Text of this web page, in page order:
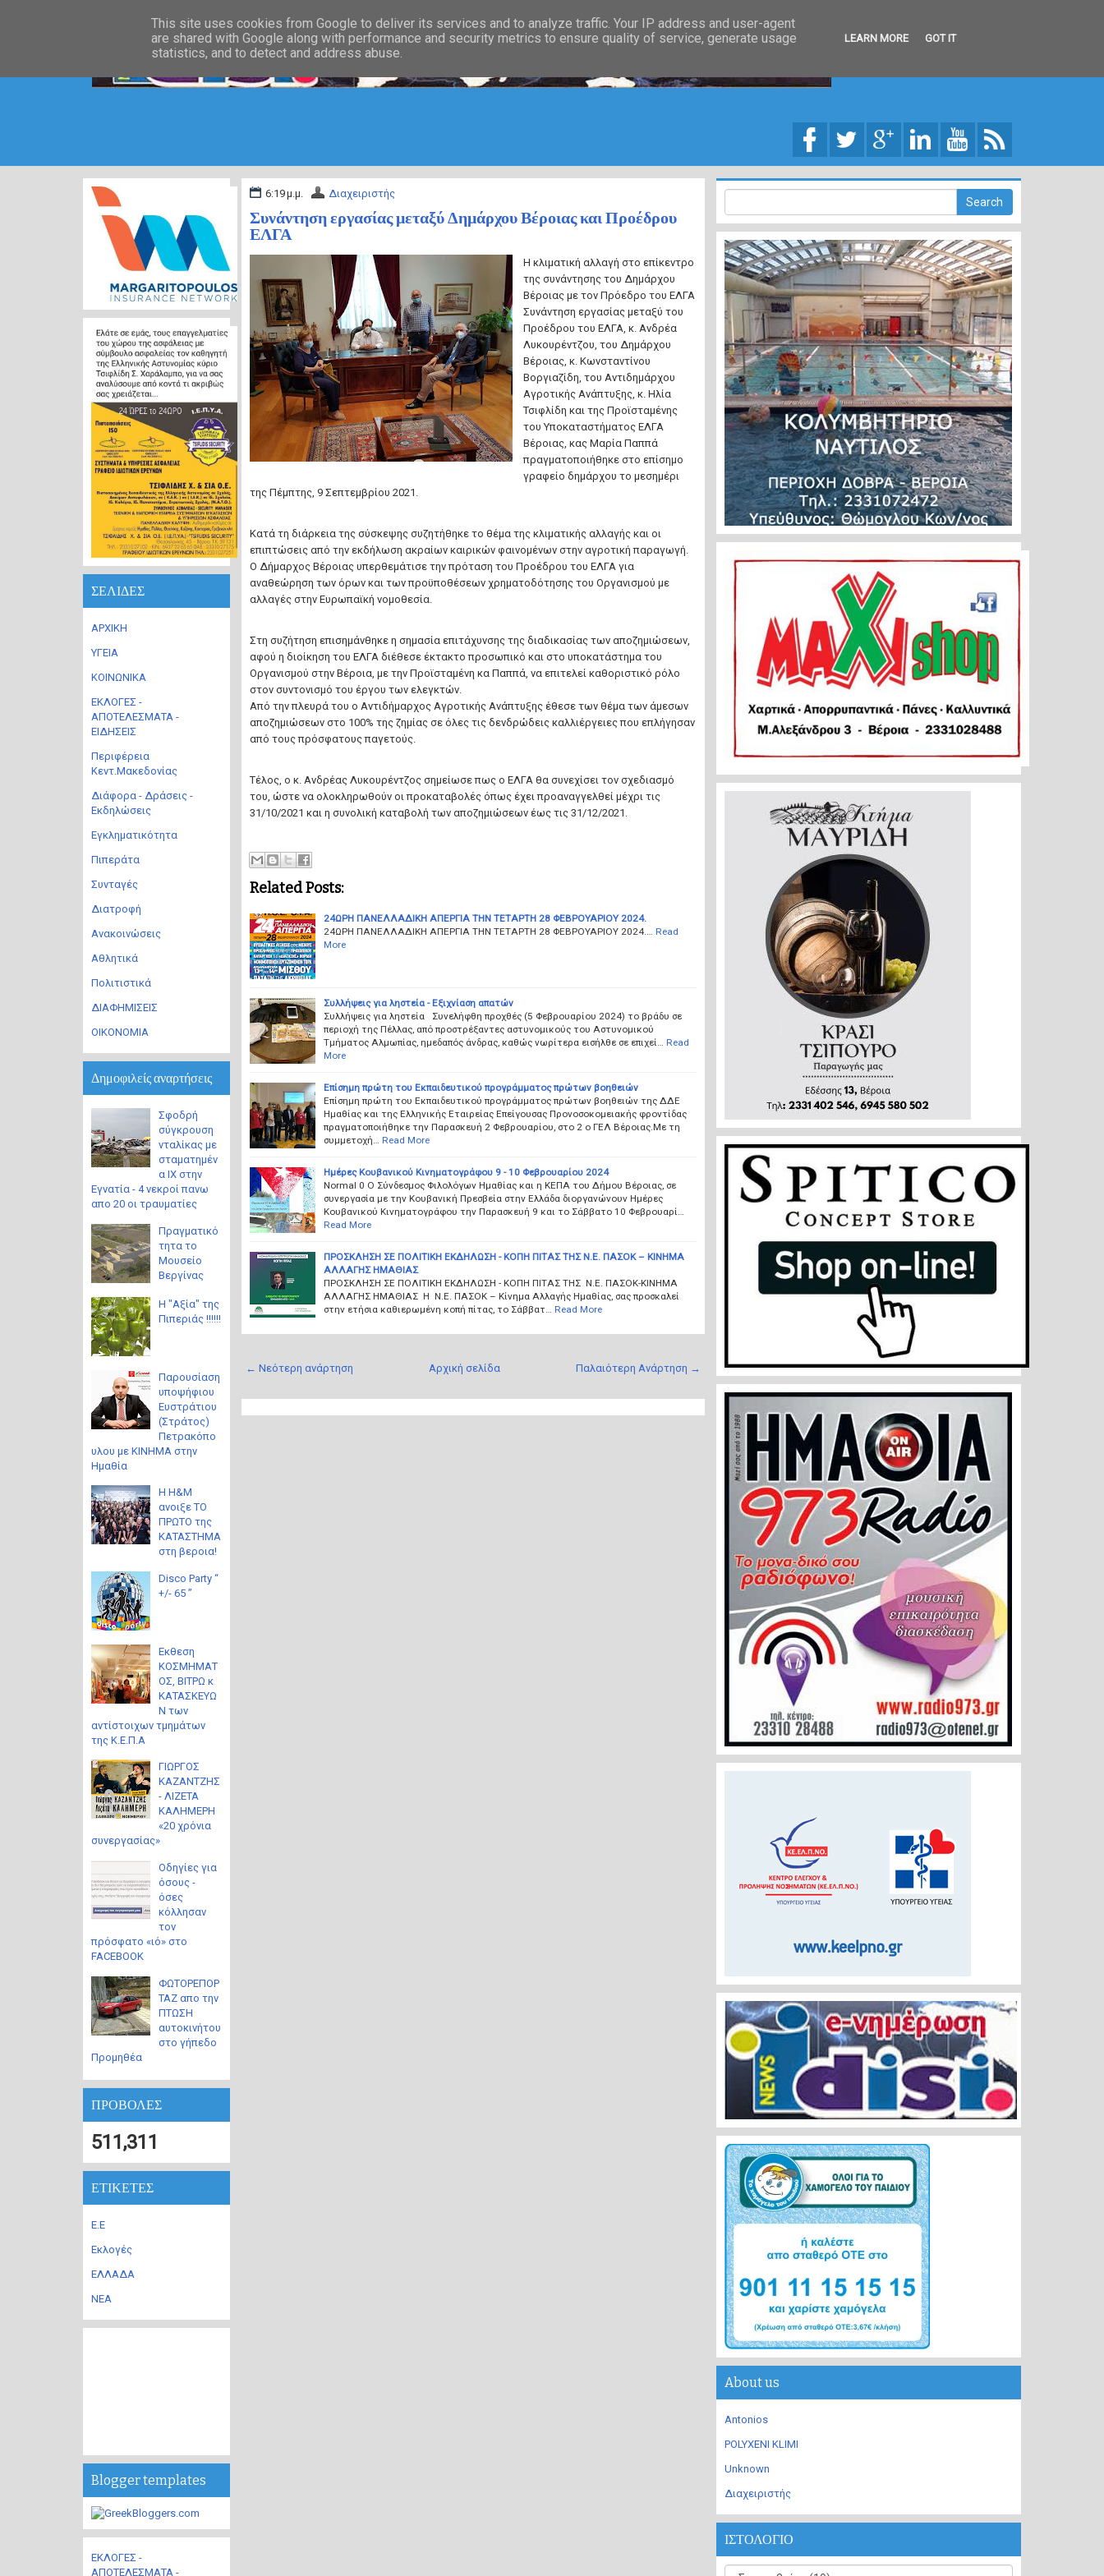
6:19 μ.μ. Διαχειριστής
Συνάντηση εργασίας μεταξύ Δημάρχου Βέροιας και Προέδρου
ΕΛΓΑ
Η κλιματική αλλαγή στο επίκεντρο
της συνάντησης του Δημάρχου
Βέροιας με τον Πρόεδρο του ΕΛΓΑ
Συνάντηση εργασίας μεταξύ του
Προέδρου του ΕΛΓΑ, κ. Ανδρέα
Λυκουρέντζου, του Δημάρχου
Βέροιας, κ. Κωνσταντίνου
Βοργιαζίδη, του Αντιδημάρχου
Αγροτικής Ανάπτυξης, κ. Ηλία
Τσιφλίδη και της Προϊσταμένης
του Υποκαταστήματος ΕΛΓΑ
Βέροιας, κας Μαρία Παππά
πραγματοποιήθηκε στο επίσημο
γραφείο δημάρχου το μεσημέρι
της Πέμπτης, 9 Σεπτεμβρίου 2021.
Κατά τη διάρκεια της σύσκεψης συζητήθηκε το θέμα της κλιματικής αλλαγής και οι
επιπτώσεις από την εκδήλωση ακραίων καιρικών φαινομένων στην αγροτική παραγωγή.
Ο Δήμαρχος Βέροιας υπερθεμάτισε την πρόταση του Προέδρου του ΕΛΓΑ για
αναθεώρηση των όρων και των προϋποθέσεων χρηματοδότησης του Οργανισμού με
αλλαγές στην Ευρωπαϊκή νομοθεσία.
Στη συζήτηση επισημάνθηκε η σημασία επιτάχυνσης της διαδικασίας των αποζημιώσεων,
αφού η διοίκηση του ΕΛΓΑ διέθεσε έκτακτο προσωπικό και στο υποκατάστημα του
Οργανισμού στην Βέροια, με την Προϊσταμένη κα Παππά, να επιτελεί καθοριστικό ρόλο
στον συντονισμό του έργου των ελεγκτών.
Από την πλευρά του ο Αντιδήμαρχος Αγροτικής Ανάπτυξης έθεσε των θέμα των άμεσων
αποζημιώσεων στο 100% της ζημίας σε όλες τις δενδρώδεις καλλιέργειες που επλήγησαν
από τους πρόσφατους παγετούς.
Τέλος, ο κ. Ανδρέας Λυκουρέντζος σημείωσε πως ο ΕΛΓΑ θα συνεχίσει τον σχεδιασμό
του, ώστε να ολοκληρωθούν οι προκαταβολές όπως έχει προαναγγελθεί μέχρι τις
31/10/2021 και η συνολική καταβολή των αποζημιώσεων έως τις 31/12/2021.
Related Posts:
24ΩΡΗ ΠΑΝΕΛΛΑΔΙΚΗ ΑΠΕΡΓΙΑ ΤΗΝ ΤΕΤΑΡΤΗ 28 ΦΕΒΡΟΥΑΡΙΟΥ 2024.
24ΩΡΗ ΠΑΝΕΛΛΑΔΙΚΗ ΑΠΕΡΓΙΑ ΤΗΝ ΤΕΤΑΡΤΗ 28 ΦΕΒΡΟΥΑΡΙΟΥ 2024.…
Read
More
Συλλήψεις για ληστεία - Εξιχνίαση απατών
Συλλήψεις για ληστεία Συνελήφθη προχθές (5 Φεβρουαρίου 2024) το βράδυ σε
περιοχή της Πέλλας, από προστρέξαντες αστυνομικούς του Αστυνομικού
Τμήματος Αλμωπίας, ημεδαπός άνδρας, καθώς νωρίτερα εισήλθε σε επιχεί…
Read
More
Επίσημη πρώτη του Εκπαιδευτικού προγράμματος πρώτων βοηθειών
Επίσημη πρώτη του Εκπαιδευτικού προγράμματος πρώτων βοηθειών της ΔΔΕ
Ημαθίας και της Ελληνικής Εταιρείας Επείγουσας Προνοσοκομειακής φροντίδας
πραγματοποιήθηκε την Παρασκευή 2 Φεβρουαρίου, στο 2 ο ΓΕΛ Βέροιας.Με τη
συμμετοχή…
Read More
Ημέρες Κουβανικού Κινηματογράφου 9 - 10 Φεβρουαρίου 2024
Normal 0 Ο Σύνδεσμος Φιλολόγων Ημαθίας και η ΚΕΠΑ του Δήμου Βέροιας, σε
συνεργασία με την Κουβανική Πρεσβεία στην Ελλάδα διοργανώνουν Ημέρες
Κουβανικού Κινηματογράφου την Παρασκευή 9 και το Σάββατο 10 Φεβρουαρί…
Read More
ΠΡΟΣΚΛΗΣΗ ΣΕ ΠΟΛΙΤΙΚΗ ΕΚΔΗΛΩΣΗ - ΚΟΠΗ ΠΙΤΑΣ ΤΗΣ Ν.Ε. ΠΑΣΟΚ – ΚΙΝΗΜΑ
ΑΛΛΑΓΗΣ ΗΜΑΘΙΑΣ
ΠΡΟΣΚΛΗΣΗ ΣΕ ΠΟΛΙΤΙΚΗ ΕΚΔΗΛΩΣΗ - ΚΟΠΗ ΠΙΤΑΣ ΤΗΣ Ν.Ε. ΠΑΣΟΚ-ΚΙΝΗΜΑ
ΑΛΛΑΓΗΣ ΗΜΑΘΙΑΣ Η Ν.Ε. ΠΑΣΟΚ – Κίνημα Αλλαγής Ημαθίας, σας προσκαλεί
στην ετήσια καθιερωμένη κοπή πίτας, το Σάββατ…
Read More
← Νεότερη ανάρτηση Παλαιότερη Ανάρτηση →
Αρχική σελίδα
ΣΕΛΙΔΕΣ
ΑΡΧΙΚΗ
ΥΓΕΙΑ
ΚΟΙΝΩΝΙΚΑ
ΕΚΛΟΓΕΣ -
ΑΠΟΤΕΛΕΣΜΑΤΑ -
ΕΙΔΗΣΕΙΣ
Περιφέρεια
Κεντ.Μακεδονίας
Διάφορα - Δράσεις -
Εκδηλώσεις
Εγκληματικότητα
Πιπεράτα
Συνταγές
Διατροφή
Ανακοινώσεις
Αθλητικά
Πολιτιστικά
ΔΙΑΦΗΜΙΣΕΙΣ
ΟΙΚΟΝΟΜΙΑ
Δημοφιλείς αναρτήσεις
Σφοδρή
σύγκρουση
νταλίκας με
σταματημέν
α ΙΧ στην
Εγνατία - 4 νεκροί πανω
απο 20 οι τραυματίες
Πραγματικό
τητα το
Μουσείο
Βεργίνας
Η "Αξία" της
Πιπεριάς !!!!!!
Παρουσίαση
υποψήφιου
Ευστράτιου
(Στράτος)
Πετρακόπο
υλου με ΚΙΝΗΜΑ στην
Ημαθία
Η H&M
ανοιξε ΤΟ
ΠΡΩΤΟ της
ΚΑΤΑΣΤΗΜΑ
στη βεροια!
Disco Party “
+/- 65 ”
Eκθεση
ΚΟΣΜΗΜΑΤ
ΟΣ, ΒΙΤΡΩ κ
ΚΑΤΑΣΚΕΥΩ
Ν των
αντίστοιχων τμημάτων
της Κ.Ε.Π.Α
ΓΙΩΡΓΟΣ
ΚΑΖΑΝΤΖΗΣ
- ΛΙΖΕΤΑ
ΚΑΛΗΜΕΡΗ
«20 χρόνια
συνεργασίας»
Οδηγίες για
όσους -
όσες
κόλλησαν
τον
πρόσφατο «ιό» στο
FACEBOOK
ΦΩΤΟΡΕΠΟΡ
ΤΑΖ απο την
ΠΤΩΣΗ
αυτοκινήτου
στο γήπεδο
Προμηθέα
ΠΡΟΒΟΛΕΣ
511,311
ΕΤΙΚΕΤΕΣ
Ε.Ε
Εκλογές
ΕΛΛΑΔΑ
ΝΕΑ
Blogger templates
ΕΚΛΟΓΕΣ -
ΑΠΟΤΕΛΕΣΜΑΤΑ -
About us
Antonios
POLYXENI KLIMI
Unknown
Διαχειριστής
ΙΣΤΟΛΟΓΙΟ
This site uses cookies from Google to deliver its services and to analyze traffic. Your IP address and user-agent
are shared with Google along with performance and security metrics to ensure quality of service, generate usage
statistics, and to detect and address abuse.
LEARN MORE GOT IT